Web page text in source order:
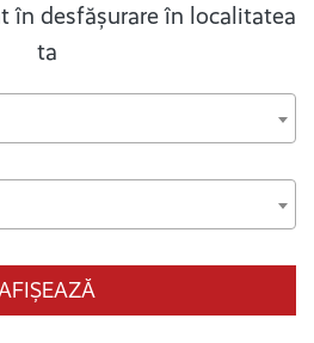
în desfășurare în localitatea
ta